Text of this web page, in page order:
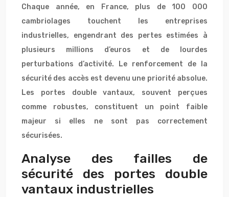
Chaque année, en France, plus de 100 000
cambriolages touchent les entreprises
industrielles, engendrant des pertes estimées à
plusieurs millions d’euros et de lourdes
perturbations d’activité. Le renforcement de la
sécurité des accès est devenu une priorité absolue.
Les portes double vantaux, souvent perçues
comme robustes, constituent un point faible
majeur si elles ne sont pas correctement
sécurisées.
Analyse des failles de
sécurité des portes double
vantaux industrielles